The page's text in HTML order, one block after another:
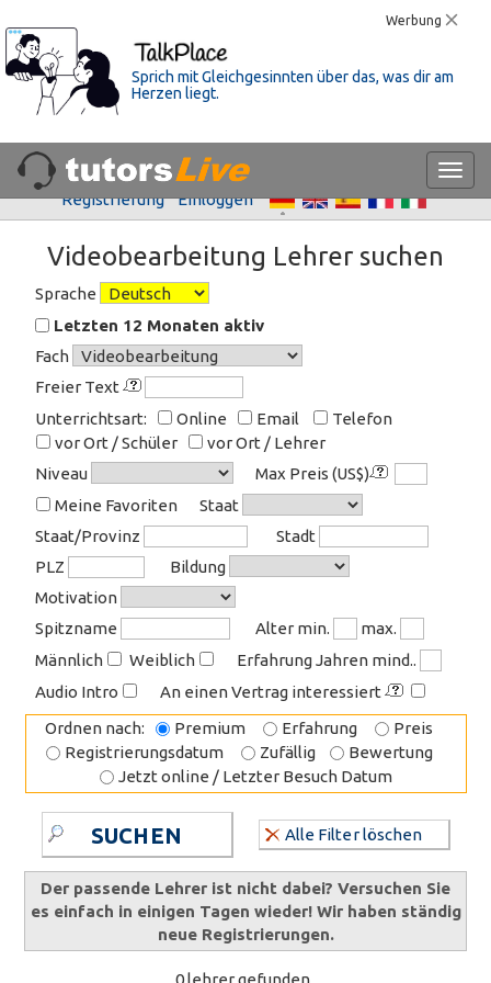
Werbung
Sprich mit Gleichgesinnten über das, was dir am
Herzen liegt.
Registrierung Einloggen
Videobearbeitung Lehrer suchen
Sprache
Letzten 12 Monaten aktiv
Fach
Freier Text
Unterrichtsart:
Online Email
Telefon
vor Ort / Schüler
vor Ort / Lehrer
Niveau
Max Preis (US$)
Meine Favoriten
Staat
Staat/Provinz
Stadt
PLZ
Bildung
Motivation
Spitzname
Alter min.
max.
Männlich
Weiblich
Erfahrung Jahren mind..
Audio Intro
An einen Vertrag interessiert
Ordnen nach:
Premium Erfahrung
Preis
Registrierungsdatum
Zufällig
Bewertung
Jetzt online / Letzter Besuch Datum
SUCHEN Alle Filter löschen
Der passende Lehrer ist nicht dabei? Versuchen Sie
es einfach in einigen Tagen wieder! Wir haben ständig
neue Registrierungen.
0 lehrer gefunden